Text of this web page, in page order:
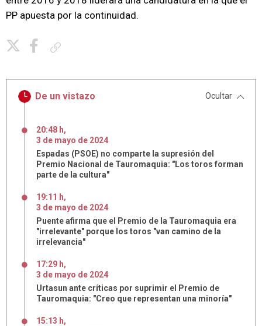
PP apuesta por la continuidad.
De un vistazo Ocultar
20:48 h,
3 de mayo de 2024
Espadas (PSOE) no comparte la supresión del
Premio Nacional de Tauromaquia: "Los toros forman
parte de la cultura"
19:11 h,
3 de mayo de 2024
Puente afirma que el Premio de la Tauromaquia era
"irrelevante" porque los toros "van camino de la
irrelevancia"
17:29 h,
3 de mayo de 2024
Urtasun ante críticas por suprimir el Premio de
Tauromaquia: "Creo que representan una minoría"
15:13 h,